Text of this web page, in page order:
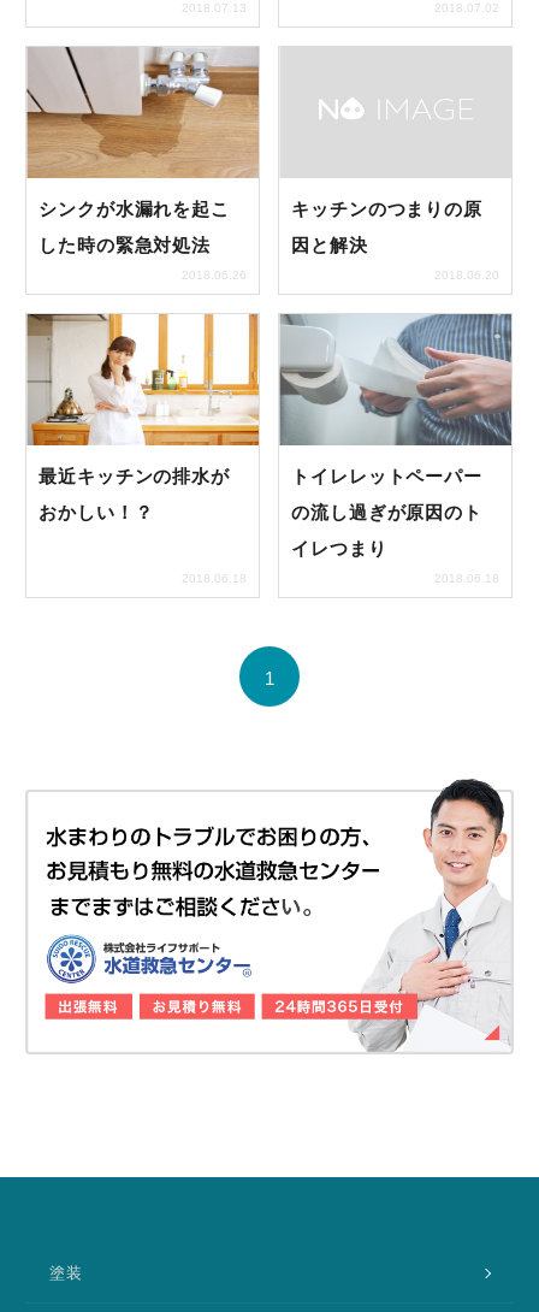
緊急！水道救急センタ
ーへ電話をかける
受付時間：24時間365日対応！
2018.07.13 2018.07.02
シンクが水漏れを起こ
した時の緊急対処法
2018.06.26
キッチンのつまりの原
因と解決
2018.06.20
最近キッチンの排水が
おかしい！？
2018.06.18
トイレレットペーパー
の流し過ぎが原因のト
イレつまり
2018.06.18
1
塗装